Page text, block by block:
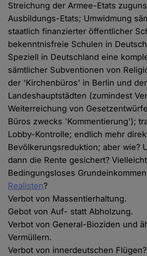
Streichung der Armee-Etats
Ausbildungs-Etats; Umwidmung
staatlich finanzierter öffentlicher
bekenntnisfreie Schulen in
Speziell in Deutschland eine
sämtlicher Subventionen von
der 'Kirchenbüros' in Berlin und
Landeshauptstädten (zumindest
Weiterreichung von
Büros zwecks 'Kommentierung');
Lobby-Kontrolle; endlich mehr
Bevölkerungsreduktion; aber wie?
dann die Rente gesichert?
Bedingungsloses
Realisten?
Verbot von Massentierhaltung.
Gebot von Auf- statt Abholzung.
Verbot von General-Bioziden und
Vermüllern.
Verbot von innerdeutschen Flügen?